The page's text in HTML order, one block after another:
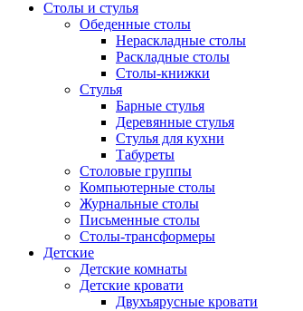
Столы и стулья
Обеденные столы
Нераскладные столы
Раскладные столы
Столы-книжки
Стулья
Барные стулья
Деревянные стулья
Стулья для кухни
Табуреты
Столовые группы
Компьютерные столы
Журнальные столы
Письменные столы
Столы-трансформеры
Детские
Детские комнаты
Детские кровати
Двухъярусные кровати